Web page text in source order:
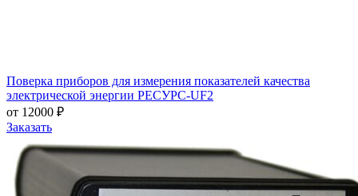
Поверка приборов для измерения показателей качества
электрической энергии РЕСУРС-UF2
от 12000 ₽
Заказать